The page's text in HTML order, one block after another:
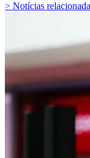
> Notícias